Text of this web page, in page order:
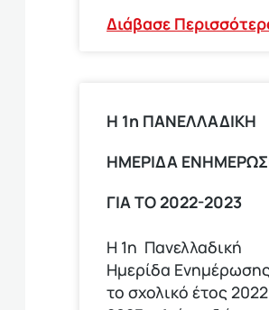
Διάβασε
Η 1η ΠΑΝΕΛΛΑΔΙΚΗ
ΗΜΕΡΙΔΑ
ΓΙΑ ΤΟ 2022-2023
Η 1η Πανελλαδική
Ημερίδα
το σχολικό έτος